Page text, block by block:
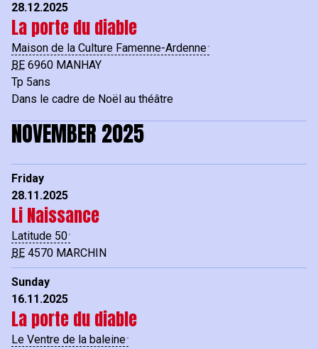
28.12.2025
La porte du diable
Maison de la Culture Famenne-Ardenne
BE 6960 MANHAY
Tp 5ans
Dans le cadre de Noël au théâtre
NOVEMBER 2025
Friday
28.11.2025
Li Naissance
Latitude 50
BE 4570 MARCHIN
Sunday
16.11.2025
La porte du diable
Le Ventre de la baleine